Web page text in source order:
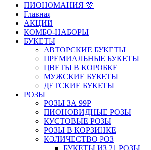
ПИОНОМАНИЯ 🌸
Главная
АКЦИИ
КОМБО-НАБОРЫ
БУКЕТЫ
АВТОРСКИЕ БУКЕТЫ
ПРЕМИАЛЬНЫЕ БУКЕТЫ
ЦВЕТЫ В КОРОБКЕ
МУЖСКИЕ БУКЕТЫ
ДЕТСКИЕ БУКЕТЫ
РОЗЫ
РОЗЫ ЗА 99Р
ПИОНОВИДНЫЕ РОЗЫ
КУСТОВЫЕ РОЗЫ
РОЗЫ В КОРЗИНКЕ
КОЛИЧЕСТВО РОЗ
БУКЕТЫ ИЗ 21 РОЗЫ